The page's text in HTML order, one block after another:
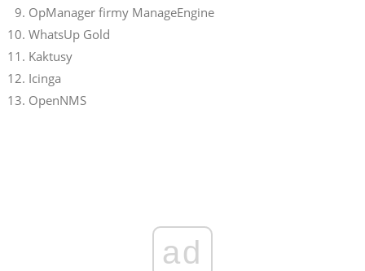
OpManager firmy ManageEngine
WhatsUp Gold
Kaktusy
Icinga
OpenNMS
ad